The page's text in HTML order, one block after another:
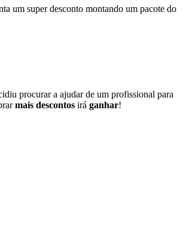
um super desconto montando um pacote do
procurar a ajudar de um profissional para
mais descontos irá ganhar!